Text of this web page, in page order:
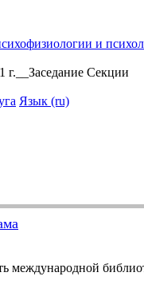
и
Секции
Язык (ru)
международной